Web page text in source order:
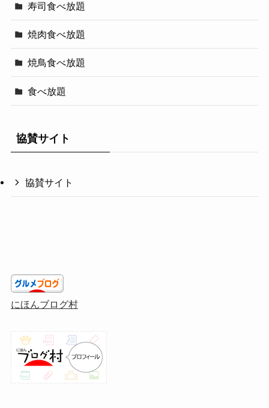
寿司食べ放題
焼肉食べ放題
焼鳥食べ放題
食べ放題
協賛サイト
協賛サイト
にほんブログ村